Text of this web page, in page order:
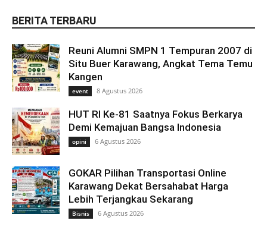
BERITA TERBARU
Reuni Alumni SMPN 1 Tempuran 2007 di
Situ Buer Karawang, Angkat Tema Temu
Kangen
event 8 Agustus 2026
HUT RI Ke-81 Saatnya Fokus Berkarya
Demi Kemajuan Bangsa Indonesia
opini 6 Agustus 2026
GOKAR Pilihan Transportasi Online
Karawang Dekat Bersahabat Harga
Lebih Terjangkau Sekarang
Bisnis 6 Agustus 2026